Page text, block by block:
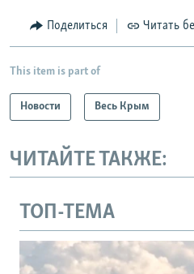
Поделиться Читать
This item is part of
Новости Весь Крым
ЧИТАЙТЕ ТАКЖЕ:
ТОП-ТЕМА